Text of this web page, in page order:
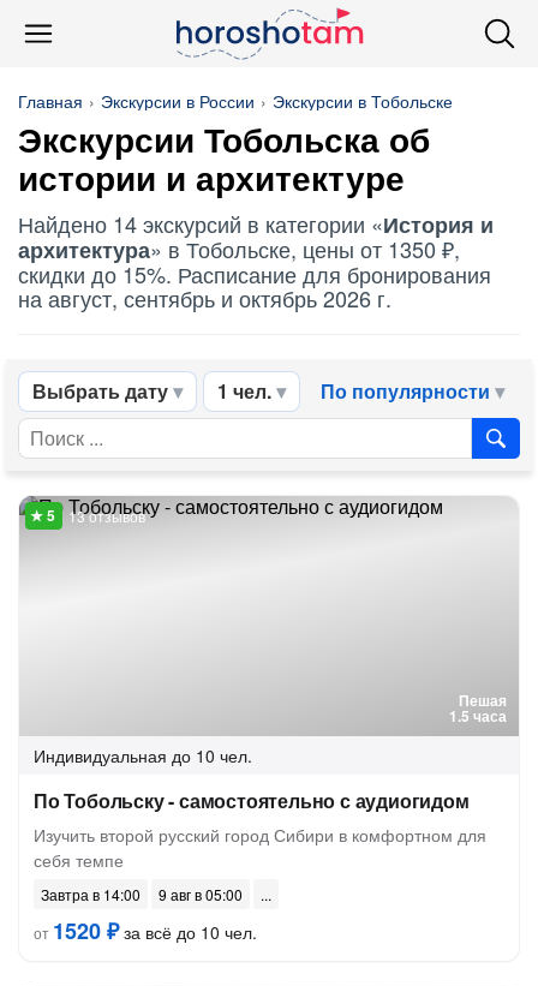
Главная Экскурсии в России Экскурсии в Тобольске
Экскурсии Тобольска об
истории и архитектуре
Найдено 14 экскурсий в категории «История и
архитектура» в Тобольске, цены от 1350 ₽,
скидки до 15%. Расписание для бронирования
на август, сентябрь и октябрь 2026 г.
Выбрать дату 1 чел. По популярности
Пешая
1.5 часа
13 отзывов
Индивидуальная до 10 чел.
По Тобольску - самостоятельно с аудиогидом
Изучить второй русский город Сибири в комфортном для
себя темпе
Завтра в 14:00
9 авг в 05:00
от 1520 ₽за всё до 10 чел.